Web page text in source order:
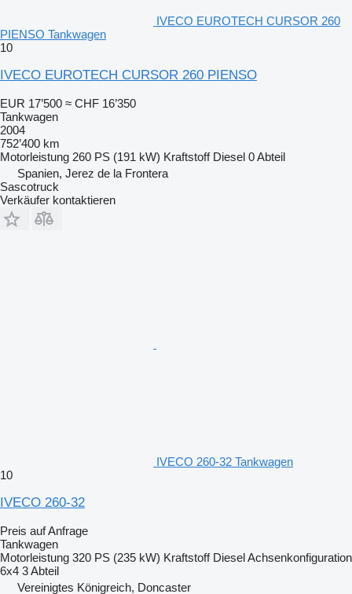
IVECO EUROTECH CURSOR 260
PIENSO Tankwagen
10
IVECO EUROTECH CURSOR 260 PIENSO
EUR 17’500 ≈ CHF 16’350
Tankwagen
2004
752’400 km
Motorleistung 260 PS (191 kW) Kraftstoff Diesel 0 Abteil
Spanien, Jerez de la Frontera
Sascotruck
Verkäufer kontaktieren
IVECO 260-32 Tankwagen
10
IVECO 260-32
Preis auf Anfrage
Tankwagen
Motorleistung 320 PS (235 kW) Kraftstoff DieselAchsenkonfiguration
6x4 3 Abteil
Vereinigtes Königreich, Doncaster